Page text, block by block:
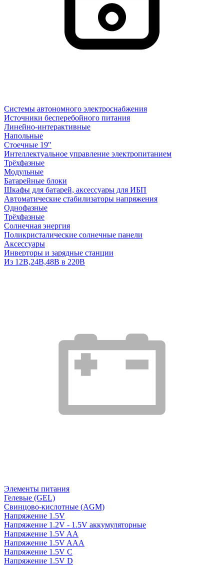
Системы автономного электроснабжения
Источники бесперебойного питания
Линейно-интерактивные
Напольные
Стоечные 19"
Интеллектуальное управление электропитанием
Трёхфазные
Модульные
Батарейные блоки
Шкафы для батарей, аксессуары для ИБП
Автоматические стабилизаторы напряжения
Однофазные
Трёхфазные
Солнечная энергия
Поликристалические солнечные панели
Аксессуары
Инверторы и зарядные станции
Из 12В,24В,48В в 220В
Элементы питания
Гелевые (GEL)
Свинцово-кислотные (AGM)
Напряжение 1.5V
Напряжение 1.2V - 1.5V аккумуляторные
Напряжение 1.5V AA
Напряжение 1.5V AAA
Напряжение 1.5V C
Напряжение 1.5V D